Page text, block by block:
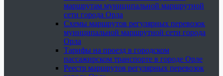
маршрутам муниципальной маршрутной
сети города Орла
Схемы маршрутов регулярных перевозок
муниципальной маршрутной сети города
Орла
Тарифы на проезд в городском
пассажирском транспорте в городе Орле
Реестр маршрутов регулярных перевозок